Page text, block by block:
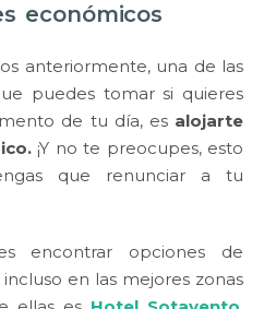
económicos
anteriormente, una de las
puedes tomar si quieres
de tu día, es alojarte
¡Y no te preocupes, esto
que renunciar a tu
encontrar opciones de
en las mejores zonas